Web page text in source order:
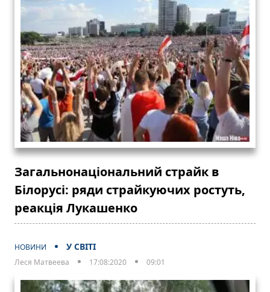
Загальнонаціональний страйк в
Білорусі: ряди страйкуючих ростуть,
реакція Лукашенко
НОВИНИ У СВІТІ
Леся Матвеева 17:08:2020 09:01